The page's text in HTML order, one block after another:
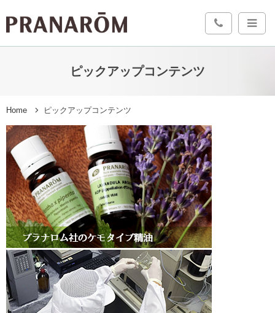
ピックアップコンテンツ
Home ピックアップコンテンツ